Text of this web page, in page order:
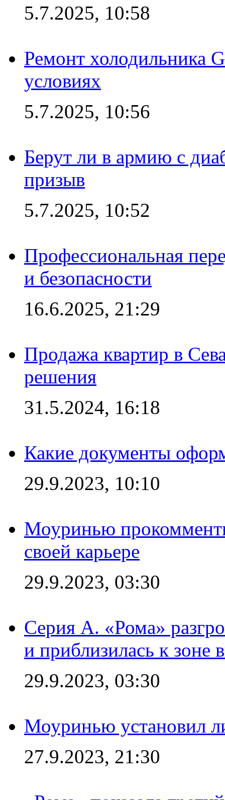
5.7.2025, 10:58
Ремонт холодильника
условиях
5.7.2025, 10:56
Берут ли в армию с
призыв
5.7.2025, 10:52
Профессиональная
и безопасности
16.6.2025, 21:29
Продажа квартир в
решения
31.5.2024, 16:18
Какие документы
29.9.2023, 10:10
Моуринью
своей карьере
29.9.2023, 03:30
Серия А. «Рома»
и приблизилась к зоне
29.9.2023, 03:30
Моуринью установил
27.9.2023, 21:30